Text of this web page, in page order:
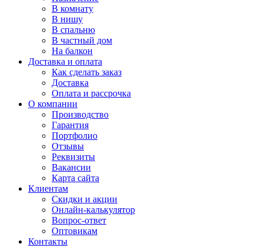
В комнату
В нишу
В спальню
В частный дом
На балкон
Доставка и оплата
Как сделать заказ
Доставка
Оплата и рассрочка
О компании
Производство
Гарантия
Портфолио
Отзывы
Реквизиты
Вакансии
Карта сайта
Клиентам
Скидки и акции
Онлайн-калькулятор
Вопрос-ответ
Оптовикам
Контакты